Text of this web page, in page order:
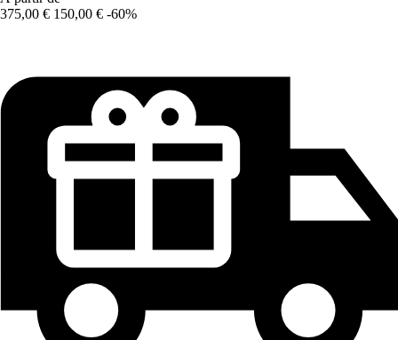
375,00 € 150,00 € -60%